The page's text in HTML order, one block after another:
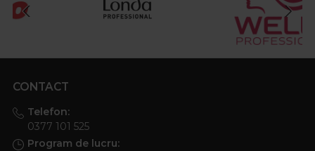
CONTACT
Telefon:
0377 101 525
Program de lucru: